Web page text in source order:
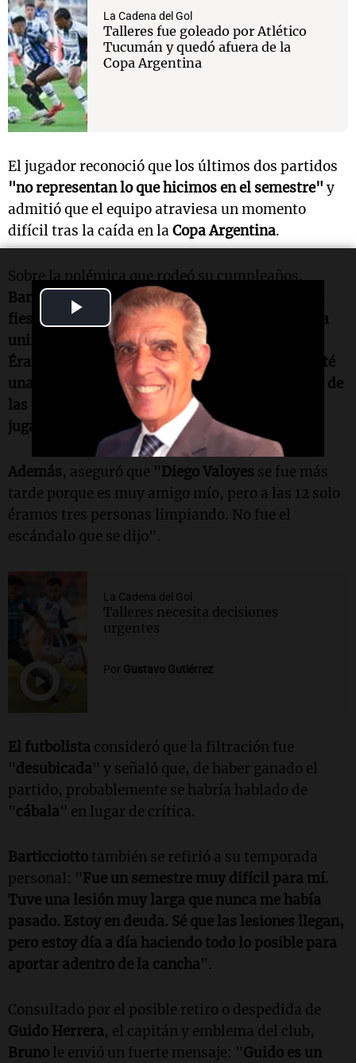
Play
Video
La Cadena del Gol
Talleres fue goleado por Atlético
Tucumán y quedó afuera de la
Copa Argentina
El jugador reconoció que los últimos dos partidos
"no representan lo que hicimos en el semestre" y
admitió que el equipo atraviesa un momento
difícil tras la caída en laCopa Argentina.
Sobre la polémica que rodeó su cumpleaños,
Barticciotto
fue contundente: "
fiesta, no hice nada indebido. Fue una cena para
unir al grupo antes del partido importante.
Éramos cerca de 30 personas comiendo, contraté
una empresa para un asado, me cantaron antes de
las 12 y después se quedaron solo un par de
jugadores ayudándome a ordenar".
Además, aseguró que "Diego Valoyes se fue más
tarde porque es muy amigo mío, pero a las 12 solo
éramos tres personas limpiando. No fue el
escándalo que se dijo".
La Cadena del Gol
Talleres necesita decisiones
urgentes
Por Gustavo Gutiérrez
El futbolista consideró que la filtración fue
"desubicada" y señaló que, de haber ganado el
partido, probablemente se habría hablado de
"cábala" en lugar de crítica.
Barticciotto también se refirió a su temporada
personal: "Fue un semestre muy difícil para mí.
Tuve una lesión muy larga que nunca me había
pasado. Estoy en deuda. Sé que las lesiones llegan,
pero estoy día a día haciendo todo lo posible para
aportar adentro de la cancha".
Consultado por el posible retiro o despedida de
Guido Herrera, el capitán y emblema del club,
Bruno le envió un fuerte mensaje: "Guido es un